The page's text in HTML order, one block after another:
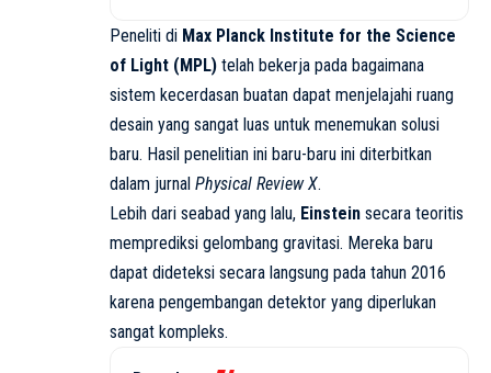
Peneliti di Max Planck Institute for the Science
of Light (MPL) telah bekerja pada bagaimana
sistem kecerdasan buatan dapat menjelajahi ruang
desain yang sangat luas untuk menemukan solusi
baru. Hasil penelitian ini baru-baru ini diterbitkan
dalam jurnal Physical Review X.
Lebih dari seabad yang lalu, Einstein secara teoritis
memprediksi gelombang gravitasi. Mereka baru
dapat dideteksi secara langsung pada tahun 2016
karena pengembangan detektor yang diperlukan
sangat kompleks.